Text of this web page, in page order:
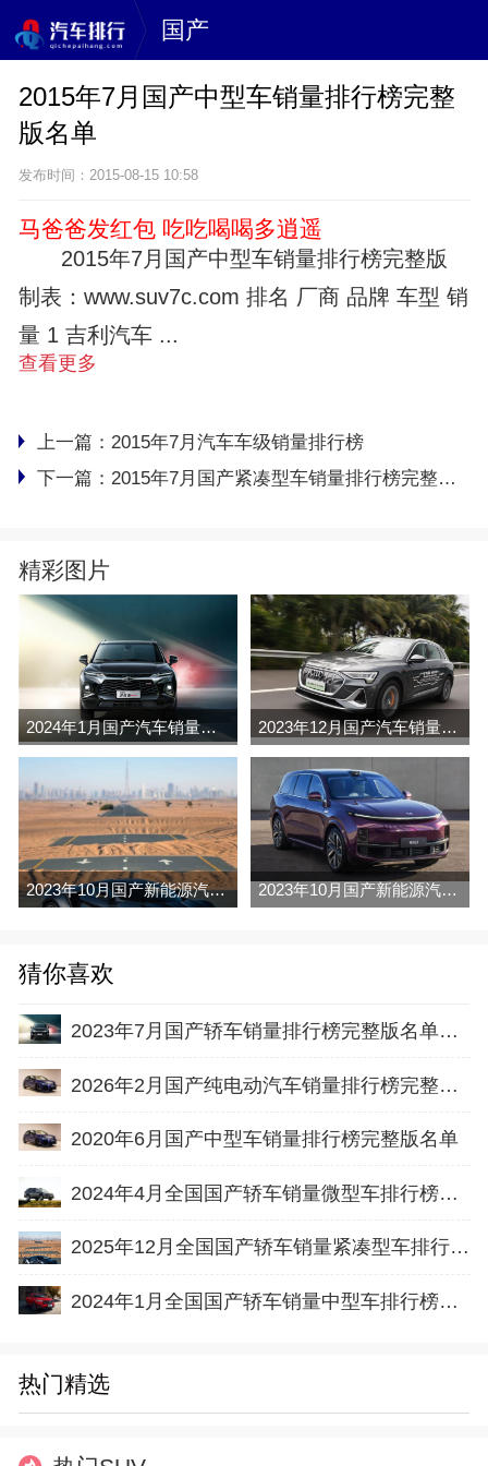
国产
2015年7月国产中型车销量排行榜完整
版名单
发布时间：2015-08-15 10:58
马爸爸发红包 吃吃喝喝多逍遥
2015年7月国产中型车销量排行榜完整版
制表：www.suv7c.com 排名 厂商 品牌 车型 销
量 1 吉利汽车 ...
查看更多
上一篇： 2015年7月汽车车级销量排行榜
下一篇： 2015年7月国产紧凑型车销量排行榜完整版名单
精彩图片
2024年1月国产汽车销量排行榜完整版名单(零售量 2023年12月国产汽车销量排行榜完整版名单(零售量
2023年10月国产新能源汽车销量排行榜名单及指导价(批发量 2023年10月国产新能源汽车销量排行榜名单及指导价(零售量
猜你喜欢
2023年7月国产轿车销量排行榜完整版名单（零售量
2026年2月国产纯电动汽车销量排行榜完整版名单(批发量
2020年6月国产中型车销量排行榜完整版名单
2024年4月全国国产轿车销量微型车排行榜完整版(零售量
2025年12月全国国产轿车销量紧凑型车排行榜完整版(批发量
2024年1月全国国产轿车销量中型车排行榜完整版(零售量
热门精选